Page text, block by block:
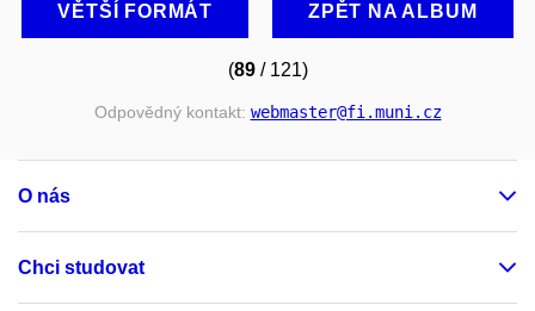
VĚTŠÍ FORMÁT ZPĚT NA ALBUM
(89/ 121)
Odpovědný kontakt: webmaster@fi.muni.cz
O nás
Chci studovat